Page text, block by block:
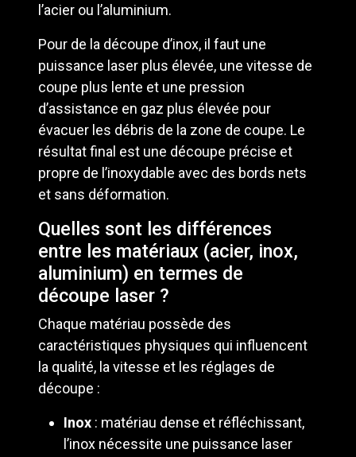
l’acier ou l’aluminium.
Pour de la découpe d’inox, il faut une
puissance laser plus élevée, une vitesse de
coupe plus lente et une pression
d’assistance en gaz plus élevée pour
évacuer les débris de la zone de coupe. Le
résultat final est une découpe précise et
propre de l’inoxydable avec des bords nets
et sans déformation.
Quelles sont les différences
entre les matériaux (acier, inox,
aluminium) en termes de
découpe laser ?
Chaque matériau possède des
caractéristiques physiques qui influencent
la qualité, la vitesse et les réglages de
découpe :
Inox : matériau dense et réfléchissant,
l’inox nécessite une puissance laser